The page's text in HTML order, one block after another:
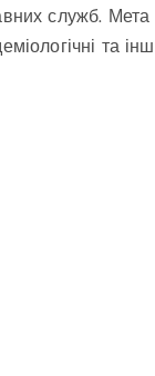
служб. Мета
та